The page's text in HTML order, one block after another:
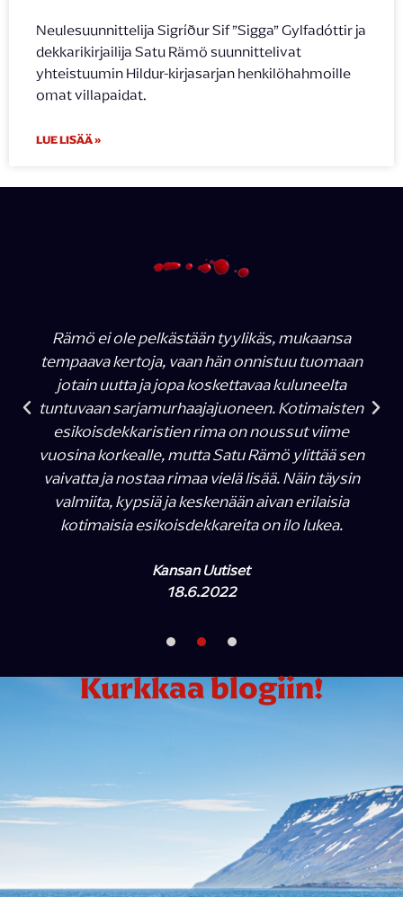
Neulesuunnittelija Sigríður Sif ”Sigga” Gylfadóttir ja
dekkarikirjailija Satu Rämö suunnittelivat
yhteistuumin Hildur-kirjasarjan henkilöhahmoille
omat villapaidat.
LUE LISÄÄ »
Rämö ei ole pelkästään tyylikäs, mukaansa
tempaava kertoja, vaan hän onnistuu tuomaan
jotain uutta ja jopa koskettavaa kuluneelta
tuntuvaan sarjamurhaajajuoneen. Kotimaisten
esikoisdekkaristien rima on noussut viime
vuosina korkealle, mutta Satu Rämö ylittää sen
vaivatta ja nostaa rimaa vielä lisää. Näin täysin
valmiita, kypsiä ja keskenään aivan erilaisia
kotimaisia esikoisdekkareita on ilo lukea.
Kansan Uutiset
18.6.2022
Kurkkaa blogiin!